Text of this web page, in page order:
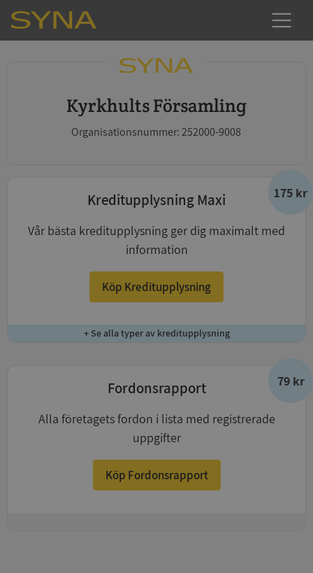
Kyrkhults Församling
Organisationsnummer: 252000-9008
175 kr
Kreditupplysning Maxi
Vår bästa kreditupplysning ger dig maximalt med
information
Köp Kreditupplysning
+ Se alla typer av kreditupplysning
79 kr
Fordonsrapport
Alla företagets fordon i lista med registrerade
uppgifter
Köp Fordonsrapport